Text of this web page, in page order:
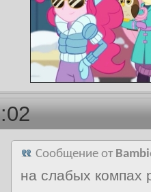
Сообщение от
на слабых компах